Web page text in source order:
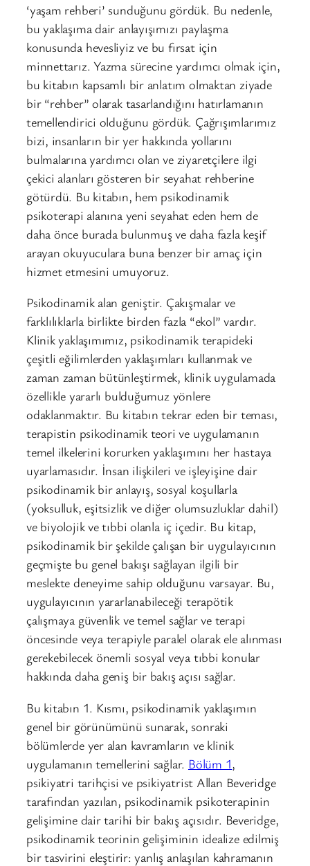
‘yaşam rehberi’ sunduğunu gördük. Bu nedenle,
bu yaklaşıma dair anlayışımızı paylaşma
konusunda hevesliyiz ve bu fırsat için
minnettarız. Yazma sürecine yardımcı olmak için,
bu kitabın kapsamlı bir anlatım olmaktan ziyade
bir “rehber” olarak tasarlandığını hatırlamanın
temellendirici olduğunu gördük. Çağrışımlarımız
bizi, insanların bir yer hakkında yollarını
bulmalarına yardımcı olan ve ziyaretçilere ilgi
çekici alanları gösteren bir seyahat rehberine
götürdü. Bu kitabın, hem psikodinamik
psikoterapi alanına yeni seyahat eden hem de
daha önce burada bulunmuş ve daha fazla keşif
arayan okuyuculara buna benzer bir amaç için
hizmet etmesini umuyoruz.
Psikodinamik alan geniştir. Çakışmalar ve
farklılıklarla birlikte birden fazla “ekol” vardır.
Klinik yaklaşımımız, psikodinamik terapideki
çeşitli eğilimlerden yaklaşımları kullanmak ve
zaman zaman bütünleştirmek, klinik uygulamada
özellikle yararlı bulduğumuz yönlere
odaklanmaktır. Bu kitabın tekrar eden bir teması,
terapistin psikodinamik teori ve uygulamanın
temel ilkelerini korurken yaklaşımını her hastaya
uyarlamasıdır. İnsan ilişkileri ve işleyişine dair
psikodinamik bir anlayış, sosyal koşullarla
(yoksulluk, eşitsizlik ve diğer olumsuzluklar dahil)
ve biyolojik ve tıbbi olanla iç içedir. Bu kitap,
psikodinamik bir şekilde çalışan bir uygulayıcının
geçmişte bu genel bakışı sağlayan ilgili bir
meslekte deneyime sahip olduğunu varsayar. Bu,
uygulayıcının yararlanabileceği terapötik
çalışmaya güvenlik ve temel sağlar ve terapi
öncesinde veya terapiyle paralel olarak ele alınması
gerekebilecek önemli sosyal veya tıbbi konular
hakkında daha geniş bir bakış açısı sağlar.
Bu kitabın 1. Kısmı, psikodinamik yaklaşımın
genel bir görünümünü sunarak, sonraki
bölümlerde yer alan kavramların ve klinik
uygulamanın temellerini sağlar. Bölüm 1,
psikiyatri tarihçisi ve psikiyatrist Allan Beveridge
tarafından yazılan, psikodinamik psikoterapinin
gelişimine dair tarihi bir bakış açısıdır. Beveridge,
psikodinamik teorinin gelişiminin idealize edilmiş
bir tasvirini eleştirir: yanlış anlaşılan kahramanın